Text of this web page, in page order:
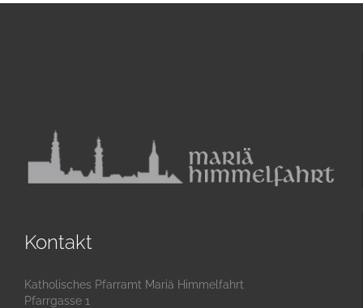
Kontakt
Katholisches Pfarramt Mariä Himmelfahrt
Pfarrgasse 1